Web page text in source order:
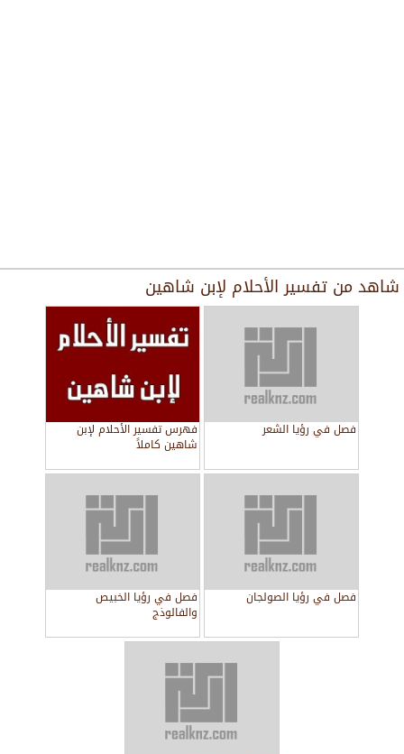
شاهد من تفسير الأحلام لإبن شاهين
فصل في رؤيا الشعر فهرس تفسير الأحلام لإبن
شاهين كاملاً
فصل في رؤيا الصولجان فصل في رؤيا الخبيص
والفالوذج